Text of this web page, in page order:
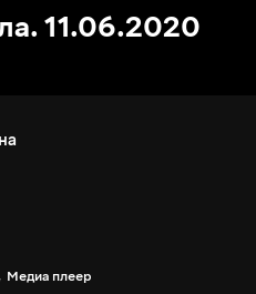
11.06.2020
Медиа плеер